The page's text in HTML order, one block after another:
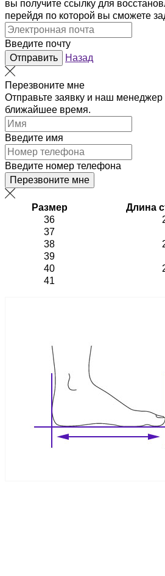
вы получите ссылку для
перейдя по которой вы сможете
Введите почту
Отправить
Назад
Перезвоните мне
Отправьте заявку и наш менеджер
ближайшее время.
Введите имя
Введите номер телефона
Перезвоните мне
Размер
Длина
36
37
38
39
40
41